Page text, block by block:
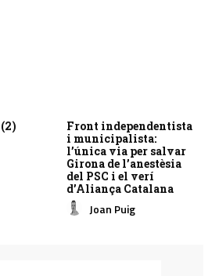
Front independentista
i municipalista:
l’única via per salvar
Girona de l’anestèsia
del PSC i el verí
d’Aliança Catalana
Joan Puig